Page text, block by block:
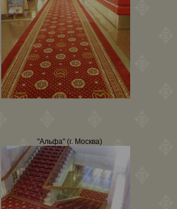
"Альфа" (г. Москва)